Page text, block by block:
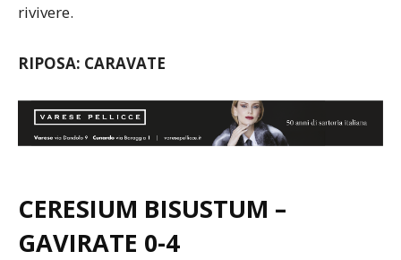
rivivere.
RIPOSA: CARAVATE
CERESIUM BISUSTUM –
GAVIRATE 0-4